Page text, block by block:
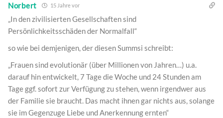
Norbert 15 Jahre vor
„In den zivilisierten Gesellschaften sind
Persönlichkeitsschäden der Normalfall“
so wie bei demjenigen, der diesen Summsi schreibt:
„Frauen sind evolutionär (über Millionen von Jahren…) u.a.
darauf hin entwickelt, 7 Tage die Woche und 24 Stunden am
Tage ggf. sofort zur Verfügung zu stehen, wenn irgendwer aus
der Familie sie braucht. Das macht ihnen gar nichts aus, solange
sie im Gegenzuge Liebe und Anerkennung ernten“